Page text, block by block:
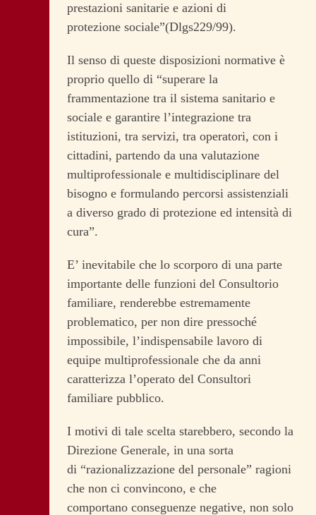
prestazioni sanitarie e azioni di
protezione sociale”(Dlgs229/99).
Il senso di queste disposizioni normative è
proprio quello di “superare la
frammentazione tra il sistema sanitario e
sociale e garantire l’integrazione tra
istituzioni, tra servizi, tra operatori, con i
cittadini, partendo da una valutazione
multiprofessionale e multidisciplinare del
bisogno e formulando percorsi assistenziali
a diverso grado di protezione ed intensità di
cura”.
E’ inevitabile che lo scorporo di una parte
importante delle funzioni del Consultorio
familiare, renderebbe estremamente
problematico, per non dire pressoché
impossibile, l’indispensabile lavoro di
equipe multiprofessionale che da anni
caratterizza l’operato del Consultori
familiare pubblico.
I motivi di tale scelta starebbero, secondo la
Direzione Generale, in una sorta
di “razionalizzazione del personale” ragioni
che non ci convincono, e che
comportano conseguenze negative, non solo